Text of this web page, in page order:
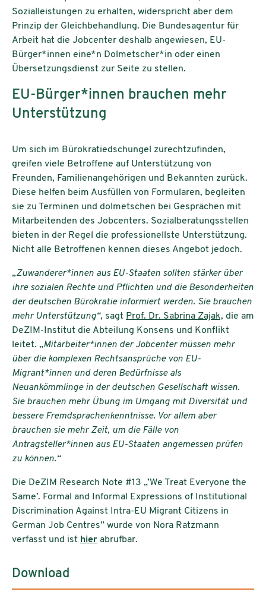
Sozialleistungen zu erhalten, widerspricht aber dem
Prinzip der Gleichbehandlung. Die Bundesagentur für
Arbeit hat die Jobcenter deshalb angewiesen, EU-
Bürger*innen eine*n Dolmetscher*in oder einen
Übersetzungsdienst zur Seite zu stellen.
EU-Bürger*innen brauchen mehr
Unterstützung
Um sich im Bürokratiedschungel zurechtzufinden,
greifen viele Betroffene auf Unterstützung von
Freunden, Familienangehörigen und Bekannten zurück.
Diese helfen beim Ausfüllen von Formularen, begleiten
sie zu Terminen und dolmetschen bei Gesprächen mit
Mitarbeitenden des Jobcenters. Sozialberatungsstellen
bieten in der Regel die professionellste Unterstützung.
Nicht alle Betroffenen kennen dieses Angebot jedoch.
„Zuwanderer*innen aus EU-Staaten sollten stärker über
ihre sozialen Rechte und Pflichten und die Besonderheiten
der deutschen Bürokratie informiert werden. Sie brauchen
mehr Unterstützung“, sagt Prof. Dr. Sabrina Zajak, die am
DeZIM-Institut die Abteilung Konsens und Konflikt
leitet. „Mitarbeiter*innen der Jobcenter müssen mehr
über die komplexen Rechtsansprüche von EU-
Migrant*innen und deren Bedürfnisse als
Neuankömmlinge in der deutschen Gesellschaft wissen.
Sie brauchen mehr Übung im Umgang mit Diversität und
bessere Fremdsprachenkenntnisse. Vor allem aber
brauchen sie mehr Zeit, um die Fälle von
Antragsteller*innen aus EU-Staaten angemessen prüfen
zu können.“
Die DeZIM Research Note #13 „’We Treat Everyone the
Same’. Formal and Informal Expressions of Institutional
Discrimination Against Intra-EU Migrant Citizens in
German Job Centres” wurde von Nora Ratzmann
verfasst und ist hier abrufbar.
Download